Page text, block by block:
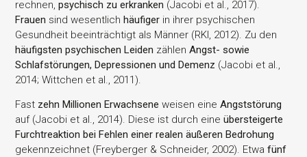
rechnen,psychisch zu erkranken (Jacobi et al., 2017).
Frauen sind wesentlichhäufiger in ihrer psychischen
Gesundheit beeinträchtigt als Männer (RKI, 2012). Zu den
häufigsten psychischen Leiden zählenAngst- sowie
Schlafstörungen, Depressionen und Demenz (Jacobi et al.,
2014; Wittchen et al., 2011).
Fast zehn Millionen Erwachsene weisen eineAngststörung
auf (Jacobi et al., 2014). Diese ist durch eineübersteigerte
Furchtreaktion bei Fehlen einer realen äußeren Bedrohung
gekennzeichnet (Freyberger & Schneider, 2002). Etwafünf